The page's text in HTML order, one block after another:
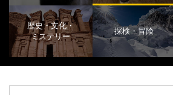
歴史・文化・
ミステリー
探検・冒険